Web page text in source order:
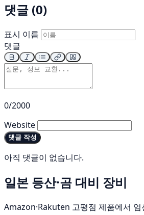
댓글 (0)
표시 이름
댓글
0/2000
Website
댓글 작성
아직 댓글이 없습니다.
일본 등산·곰 대비 장비
Amazon·Rakuten 고평점 제품에서